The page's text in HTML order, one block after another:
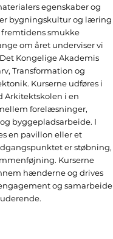
egenskaber og
bygningskultur og læring
smukke
om året underviser vi
Det Kongelige Akademis
Transformation og
Kurserne udføres i
Arkitektskolen i en
forelæsninger,
byggepladsarbeide. I
en pavillon eller et
er støbning,
Kurserne
hænderne og drives
og samarbeide